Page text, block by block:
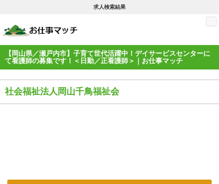
求人検索結果
【岡山県／瀬戸内市】子育て世代活躍中！デイサービスセンターに
て看護師の募集です！＜日勤／正看護師＞｜お仕事マッチ
社会福祉法人岡山千鳥福祉会